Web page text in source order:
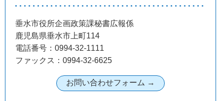
垂水市役所企画政策課秘書広報係
鹿児島県垂水市上町114
電話番号：0994-32-1111
ファックス：0994-32-6625